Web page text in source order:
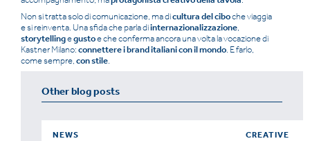
Non si tratta solo di comunicazione, ma dicultura del ciboche viaggia
e si reinventa. Una sfida che parla diinternazionalizzazione,
storytellingegustoe che conferma ancora una volta la vocazione di
Kastner Milano: connettere i brand italiani con il mondo. E farlo,
come sempre, con stile.
Other blog posts
NEWS CREATIVE